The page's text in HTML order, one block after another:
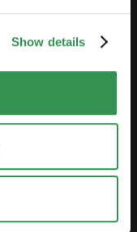
Show details